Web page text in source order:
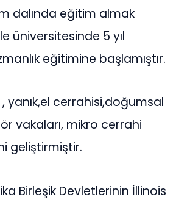
dalında eğitim almak
üniversitesinde 5 yıl
eğitimine başlamıştır.
yanık,el cerrahisi,doğumsal
vakaları, mikro cerrahi
geliştirmiştir.
Birleşik Devletlerinin İllinois